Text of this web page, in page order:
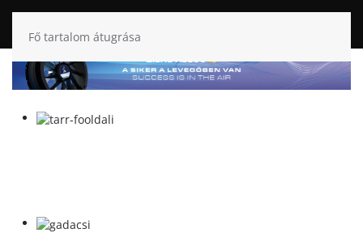
Fő tartalom átugrása